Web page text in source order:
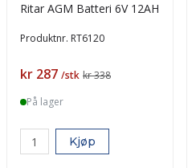
Ritar AGM Batteri 6V 12AH
Produktnr. RT6120
Pris
kr 287 /stk kr 338
På lager
Kjøp